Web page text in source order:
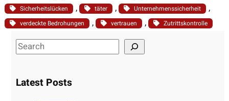
Sicherheitslücken , täter , Unternehmenssicherheit ,
verdeckte Bedrohungen , vertrauen , Zutrittskontrolle
S
e
r
Latest Posts